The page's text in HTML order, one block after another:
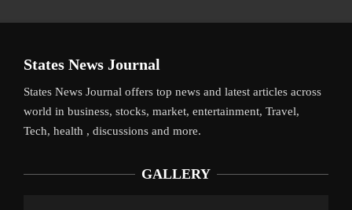
States News Journal
States News Journal offers top news and latest articles across
world in business, stocks, market, entertainment, Travel,
Tech, health , discussions and more.
GALLERY